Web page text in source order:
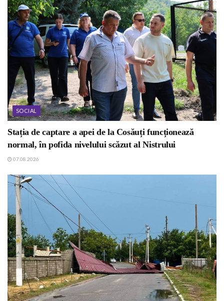
SOCIAL
Stația de captare a apei de la Cosăuți funcționează
normal, în pofida nivelului scăzut al Nistrului
07.08.2026